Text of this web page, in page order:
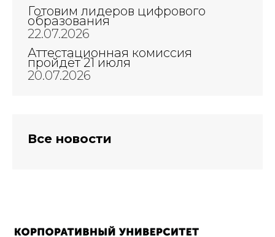
Готовим лидеров цифрового
образования
22.07.2026
Аттестационная комиссия
пройдёт 21 июля
20.07.2026
Все новости